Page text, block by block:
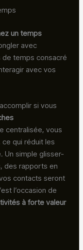
un temps
avec
temps consacré
avec vos
si vous
centralisée, vous
ce qui réduit les
Un simple glisser-
des rapports en
contacts seront
l’occasion de
à forte valeur